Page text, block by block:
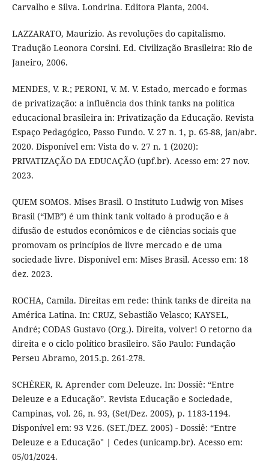
Carvalho e Silva. Londrina. Editora Planta, 2004.
LAZZARATO, Maurizio. As revoluções do capitalismo.
Tradução Leonora Corsini. Ed. Civilização Brasileira: Rio de
Janeiro, 2006.
MENDES, V. R.; PERONI, V. M. V. Estado, mercado e formas
de privatização: a influência dos think tanks na política
educacional brasileira in: Privatização da Educação. Revista
Espaço Pedagógico, Passo Fundo. V. 27 n. 1, p. 65-88, jan/abr.
2020. Disponível em: Vista do v. 27 n. 1 (2020):
PRIVATIZAÇÃO DA EDUCAÇÃO (upf.br). Acesso em: 27 nov.
2023.
QUEM SOMOS. Mises Brasil. O Instituto Ludwig von Mises
Brasil (“IMB”) é um think tank voltado à produção e à
difusão de estudos econômicos e de ciências sociais que
promovam os princípios de livre mercado e de uma
sociedade livre. Disponível em: Mises Brasil. Acesso em: 18
dez. 2023.
ROCHA, Camila. Direitas em rede: think tanks de direita na
América Latina. In: CRUZ, Sebastião Velasco; KAYSEL,
André; CODAS Gustavo (Org.). Direita, volver! O retorno da
direita e o ciclo político brasileiro. São Paulo: Fundação
Perseu Abramo, 2015.p. 261-278.
SCHÉRER, R. Aprender com Deleuze. In: Dossiê: “Entre
Deleuze e a Educação”. Revista Educação e Sociedade,
Campinas, vol. 26, n. 93, (Set/Dez. 2005), p. 1183-1194.
Disponível em: 93 V.26. (SET./DEZ. 2005) - Dossiê: “Entre
Deleuze e a Educação" | Cedes (unicamp.br). Acesso em:
05/01/2024.